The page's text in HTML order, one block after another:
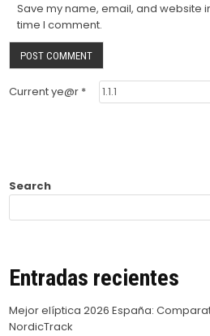
Save my name, email, and website
time I comment.
Current ye@r *
Search
Entradas recientes
Mejor elíptica 2026 España:
NordicTrack